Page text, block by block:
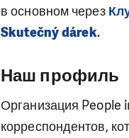
в основном через
Skutečný dárek.
Наш профиль
Организация People
корреспондентов,